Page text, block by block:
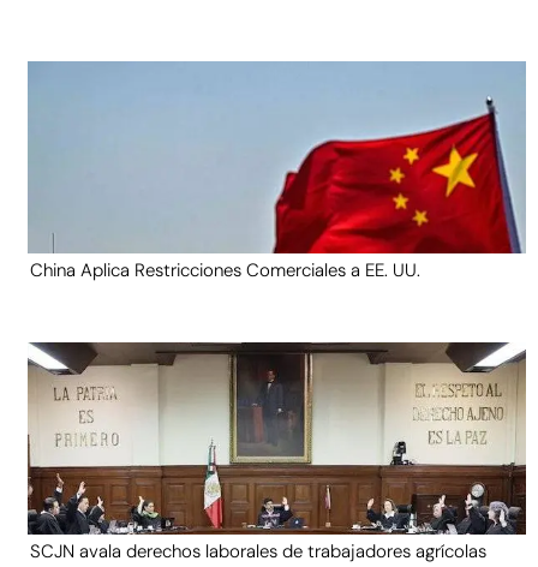
China Aplica Restricciones Comerciales a EE. UU.
SCJN avala derechos laborales de trabajadores agrícolas